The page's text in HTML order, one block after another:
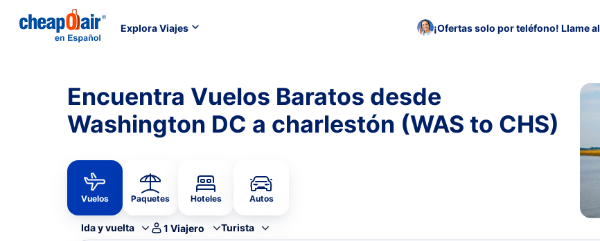
Explora Viajes ¡Ofertas solo por teléfono! Llame al
Encuentra Vuelos Baratos desde
Washington DC a charlestón (WAS to CHS)
Vuelos Paquetes Hoteles Autos
Ida y vuelta 1 Viajero Turista